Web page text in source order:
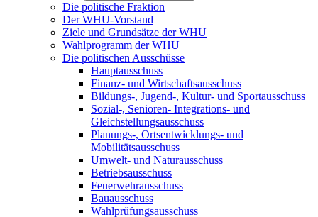
Die politische Fraktion
Der WHU-Vorstand
Ziele und Grundsätze der WHU
Wahlprogramm der WHU
Die politischen Ausschüsse
Hauptausschuss
Finanz- und Wirtschaftsausschuss
Bildungs-, Jugend-, Kultur- und Sportausschuss
Sozial-, Senioren- Integrations- und
Gleichstellungsausschuss
Planungs-, Ortsentwicklungs- und
Mobilitätsausschuss
Umwelt- und Naturausschuss
Betriebsausschuss
Feuerwehrausschuss
Bauausschuss
Wahlprüfungsausschuss